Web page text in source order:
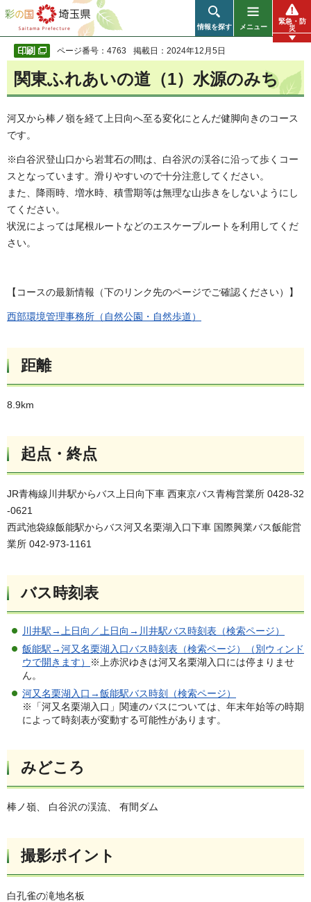
彩の国 埼玉県
情報を探す メニュー
緊急・防
災
ページ番号：4763 掲載日：2024年12月5日
関東ふれあいの道（1）水源のみち
河又から棒ノ嶺を経て上日向へ至る変化にとんだ健脚向きのコース
です。
※白谷沢登山口から岩茸石の間は、白谷沢の渓谷に沿って歩くコー
スとなっています。滑りやすいので十分注意してください。
また、降雨時、増水時、積雪期等は無理な山歩きをしないようにし
てください。
状況によっては尾根ルートなどのエスケープルートを利用してくだ
さい。
【コースの最新情報（下のリンク先のページでご確認ください）】
西部環境管理事務所（自然公園・自然歩道）
距離
8.9km
起点・終点
JR青梅線川井駅からバス上日向下車 西東京バス青梅営業所 0428-32
-0621
西武池袋線飯能駅からバス河又名栗湖入口下車 国際興業バス飯能営
業所 042-973-1161
バス時刻表
川井駅→上日向／上日向→川井駅バス時刻表（検索ページ）
飯能駅→河又名栗湖入口バス時刻表（検索ページ）（別ウィンド
ウで開きます）
※上赤沢ゆきは河又名栗湖入口には停まりませ
ん。
河又名栗湖入口→飯能駅バス時刻（検索ページ）
※「河又名栗湖入口」関連のバスについては、年末年始等の時期
によって時刻表が変動する可能性があります。
みどころ
棒ノ嶺、 白谷沢の渓流、 有間ダム
撮影ポイント
白孔雀の滝地名板